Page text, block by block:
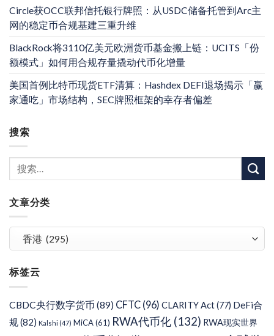
Circle获OCC联邦信托银行牌照：从USDC储备托管到Arc主
网的稳定币合规基建三重升维
BlackRock将3110亿美元欧洲货币基金搬上链：UCITS「份
额模式」如何用合规存量撬动代币化增量
美国首例比特币现货ETF清算：Hashdex DEFI退场揭示「赢
家通吃」市场结构，SEC牌照框架的幸存者偏差
搜索
文章分类
类
标签云
CBDC央行数字货币 (89) CFTC (96) CLARITY Act(77) DeFi合
规(82) Kalshi (47) MiCA(61) RWA代币化 (132) RWA现实世界